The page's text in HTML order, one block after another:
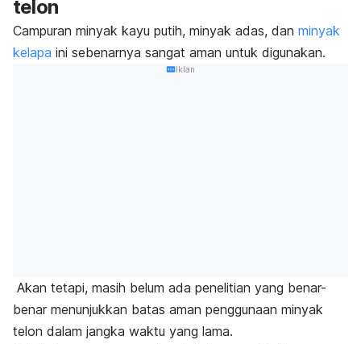
telon
Campuran minyak kayu putih, minyak adas, dan minyak
kelapa ini sebenarnya sangat aman untuk digunakan.
Iklan
Akan tetapi, masih belum ada penelitian yang benar-
benar menunjukkan batas aman penggunaan minyak
telon dalam jangka waktu yang lama.